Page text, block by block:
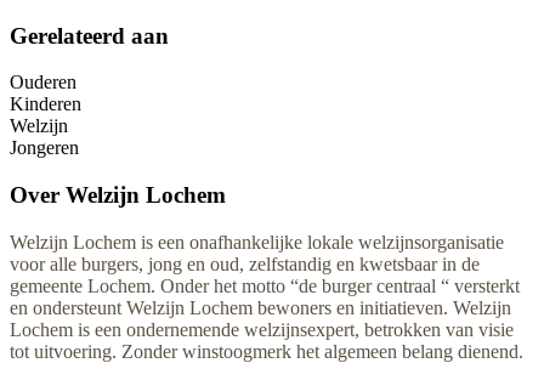
Gerelateerd aan
Ouderen
Kinderen
Welzijn
Jongeren
Over Welzijn Lochem
Welzijn Lochem is een onafhankelijke lokale welzijnsorganisatie
voor alle burgers, jong en oud, zelfstandig en kwetsbaar in de
gemeente Lochem. Onder het motto “de burger centraal “ versterkt
en ondersteunt Welzijn Lochem bewoners en initiatieven. Welzijn
Lochem is een ondernemende welzijnsexpert, betrokken van visie
tot uitvoering. Zonder winstoogmerk het algemeen belang dienend.